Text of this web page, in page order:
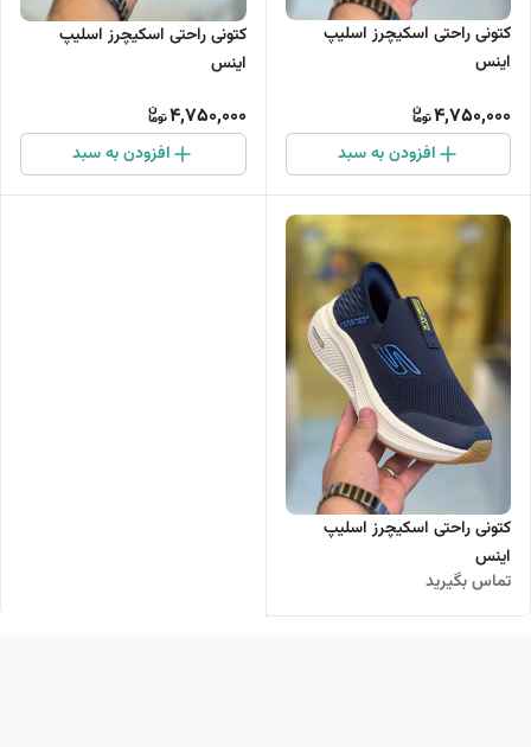
کتونی راحتی اسکیچرز اسلیپ
اینس
4,750,000
افزودن به سبد
کتونی راحتی اسکیچرز اسلیپ
اینس
4,750,000
افزودن به سبد
کتونی راحتی اسکیچرز اسلیپ
اینس
تماس بگیرید